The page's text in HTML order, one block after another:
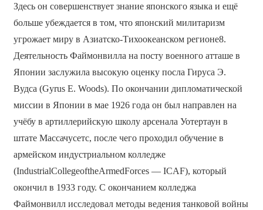
Здесь он совершенствует знание японского языка и ещё
больше убеждается в том, что японский милитаризм
угрожает миру в Азиатско-Тихоокеанском регионе8.
Деятельность Файмонвилла на посту военного атташе в
Японии заслужила высокую оценку посла Гируса Э.
Вудса (Gyrus E. Woods). По окончании дипломатической
миссии в Японии в мае 1926 года он был направлен на
учёбу в артиллерийскую школу арсенала Уотертаун в
штате Массачусетс, после чего проходил обучение в
армейском индустриальном колледже
(IndustrialCollegeoftheArmedForces — ICAF), который
окончил в 1933 году. С окончанием колледжа
Файмонвилл исследовал методы ведения танковой войны